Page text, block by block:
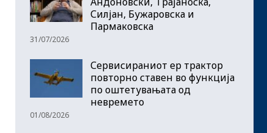
Силјан, Бужаровска и
Пармаковска
31/07/2026
Сервисираниот ер трактор
повторно ставен во функција
по оштетувањата од
невремето
01/08/2026